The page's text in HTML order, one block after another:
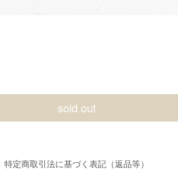
sold out
特定商取引法に基づく表記（返品等）